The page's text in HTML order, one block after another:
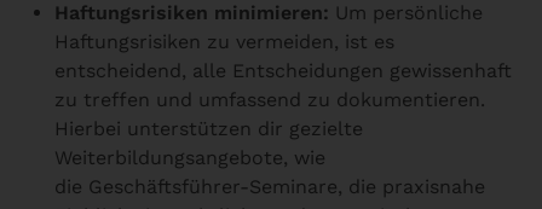
Haftungsrisiken minimieren: Um persönliche
Haftungsrisiken zu vermeiden, ist es
entscheidend, alle Entscheidungen gewissenhaft
zu treffen und umfassend zu dokumentieren.
Hierbei unterstützen dir gezielte
Weiterbildungsangebote, wie
die Geschäftsführer-Seminare, die praxisnahe